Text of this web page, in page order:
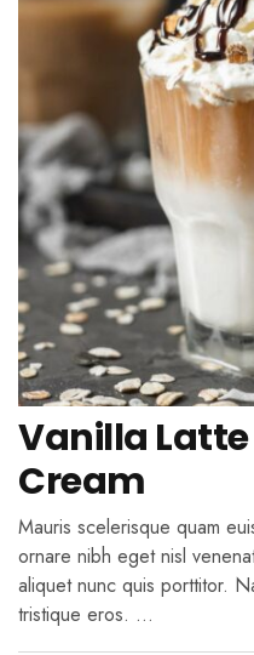
Vanilla
Cream
Mauris scelerisque quam
ornare nibh eget nisl
aliquet nunc quis porttitor.
tristique eros. …